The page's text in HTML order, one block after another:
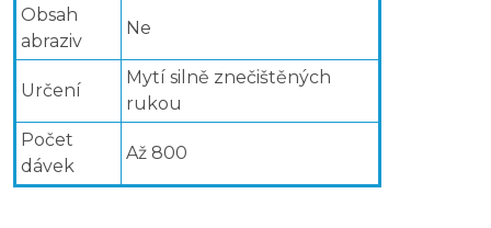
Obsah
abraziv
Ne
Určení
Mytí silně znečištěných
rukou
Počet
dávek
Až 800